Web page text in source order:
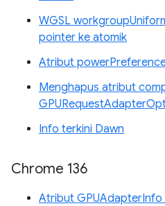
WGSL
pointer ke atomik
Atribut
Menghapus atribut
Info terkini Dawn
Chrome 136
Atribut